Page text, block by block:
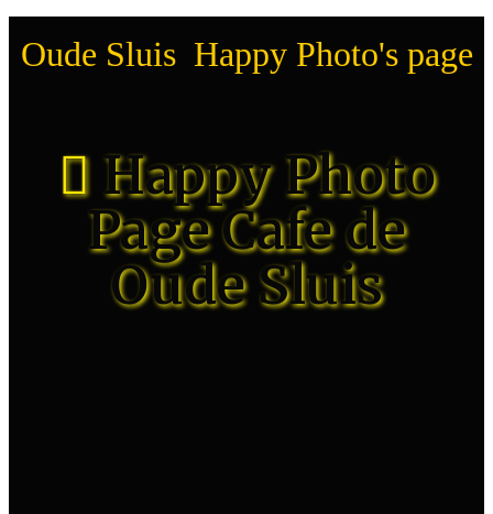
Oude Sluis Happy Photo's page
Happy Photo
Page Cafe de
Oude Sluis